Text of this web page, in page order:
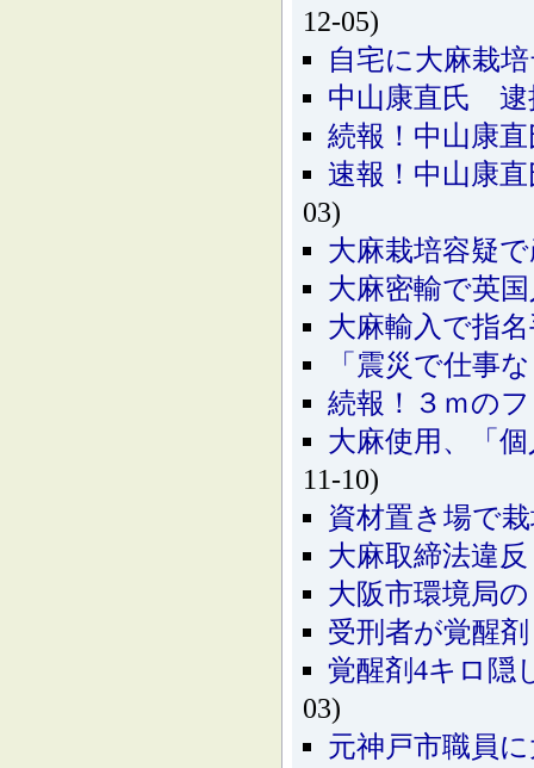
12-05)
自宅に大麻栽
中山康直氏
続報！中山
速報！中山康
03)
大麻栽培容疑
大麻密輸で英
大麻輸入で指
「震災で仕事
続報！３ｍの
大麻使用、「
11-10)
資材置き場で
大麻取締法違
大阪市環境局
受刑者が覚醒
覚醒剤4キロ隠
03)
元神戸市職員